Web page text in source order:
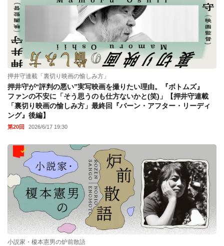
押井守連載「裏切り映画の愉しみ方」
押井守が“評判の悪い”実写映画を撮りたい理由。『ボトムズ』
ファンの不安に「そう思うのも仕方ないかと(笑)」【押井守連載
「裏切り映画の愉しみ方」最終回『バーン・アフター・リーディ
ング』後編】
第20回 2026/6/17 19:30
小説家・榎本憲男の炉前散語